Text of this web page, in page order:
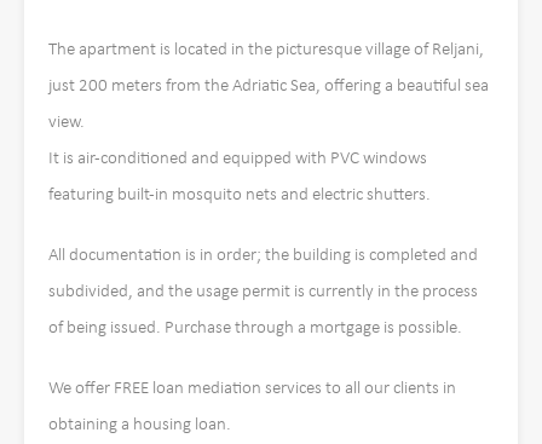
The apartment is located in the picturesque village of Reljani,
just 200 meters from the Adriatic Sea, offering a beautiful sea
view.
It is air-conditioned and equipped with PVC windows
featuring built-in mosquito nets and electric shutters.
All documentation is in order; the building is completed and
subdivided, and the usage permit is currently in the process
of being issued. Purchase through a mortgage is possible.
We offer FREE loan mediation services to all our clients in
obtaining a housing loan.